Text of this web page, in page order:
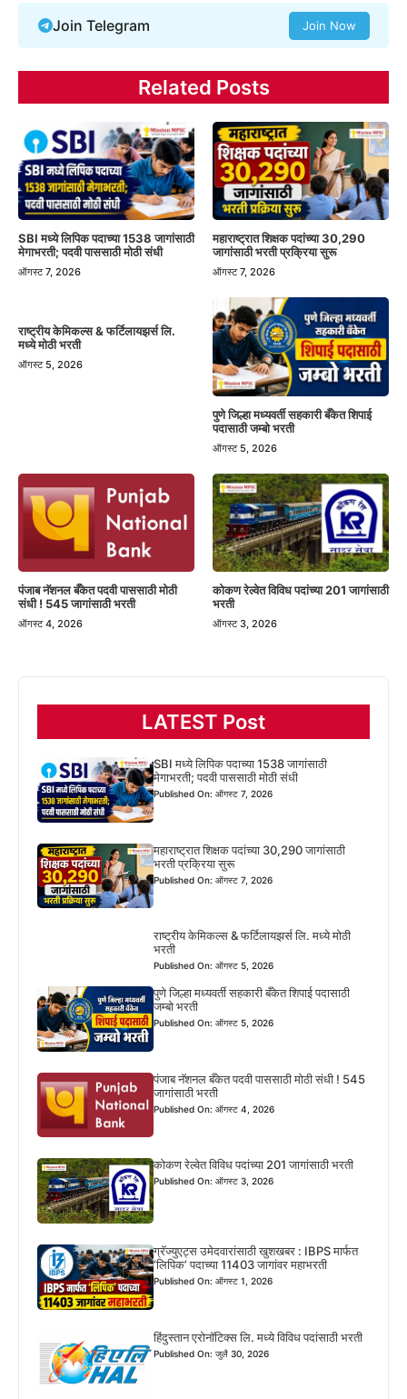
Join Telegram Join Now
Related Posts
SBI मध्ये लिपिक पदाच्या 1538 जागांसाठी
मेगाभरती; पदवी पाससाठी मोठी संधी
ऑगस्ट 7, 2026
महाराष्ट्रात शिक्षक पदांच्या 30,290
जागांसाठी भरती प्रक्रिया सुरू
ऑगस्ट 7, 2026
राष्ट्रीय केमिकल्स & फर्टिलायझर्स लि.
मध्ये मोठी भरती
ऑगस्ट 5, 2026
पुणे जिल्हा मध्यवर्ती सहकारी बँकेत शिपाई
पदासाठी जम्बो भरती
ऑगस्ट 5, 2026
पंजाब नॅशनल बँकेत पदवी पाससाठी मोठी
संधी ! 545 जागांसाठी भरती
ऑगस्ट 4, 2026
कोकण रेल्वेत विविध पदांच्या 201 जागांसाठी
भरती
ऑगस्ट 3, 2026
LATEST Post
SBI मध्ये लिपिक पदाच्या 1538 जागांसाठी
मेगाभरती; पदवी पाससाठी मोठी संधी
Published On: ऑगस्ट 7, 2026
महाराष्ट्रात शिक्षक पदांच्या 30,290 जागांसाठी
भरती प्रक्रिया सुरू
Published On: ऑगस्ट 7, 2026
राष्ट्रीय केमिकल्स & फर्टिलायझर्स लि. मध्ये मोठी
भरती
Published On: ऑगस्ट 5, 2026
पुणे जिल्हा मध्यवर्ती सहकारी बँकेत शिपाई पदासाठी
जम्बो भरती
Published On: ऑगस्ट 5, 2026
पंजाब नॅशनल बँकेत पदवी पाससाठी मोठी संधी ! 545
जागांसाठी भरती
Published On: ऑगस्ट 4, 2026
कोकण रेल्वेत विविध पदांच्या 201 जागांसाठी भरती
Published On: ऑगस्ट 3, 2026
ग्रॅज्युएट्स उमेदवारांसाठी खुशखबर : IBPS मार्फत
‘लिपिक’ पदाच्या 11403 जागांवर महाभरती
Published On: ऑगस्ट 1, 2026
हिंदुस्तान एरोनॉटिक्स लि. मध्ये विविध पदांसाठी भरती
Published On: जुलै 30, 2026